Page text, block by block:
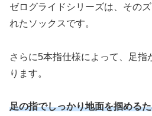
ゼログライドシリーズは、その
れたソックスです。
さらに5本指仕様によって、足指
ります。
足の指でしっかり地面を掴める